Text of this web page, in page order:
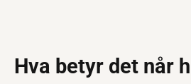
Hva betyr det når